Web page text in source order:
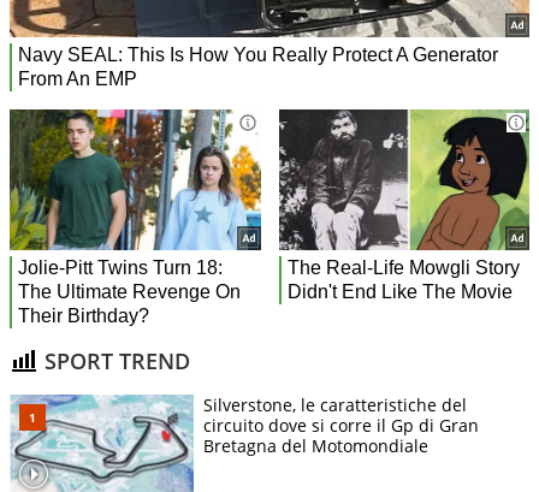
SPORT TREND
Silverstone, le caratteristiche del
circuito dove si corre il Gp di Gran
Bretagna del Motomondiale